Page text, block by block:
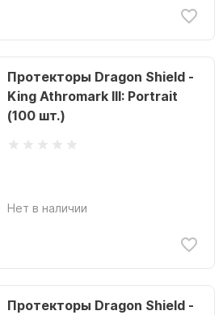
Протекторы Dragon Shield -
King Athromark III: Portrait
(100 шт.)
Нет в наличии
Протекторы Dragon Shield -